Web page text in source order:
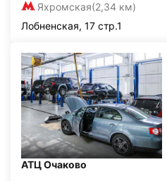
Яхромская(2,34 км)
Лобненская, 17 стр.1
АТЦ Очаково